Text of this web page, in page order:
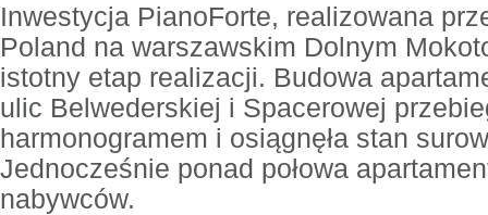
Inwestycja PianoForte, realizowana
Poland na warszawskim Dolnym
istotny etap realizacji. Budowa
ulic Belwederskiej i Spacerowej
harmonogramem i osiągnęła stan
Jednocześnie ponad połowa
nabywców.